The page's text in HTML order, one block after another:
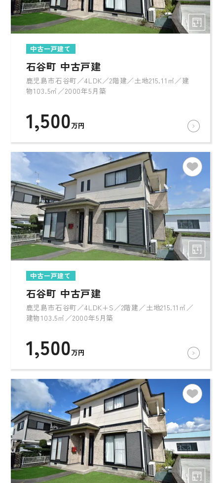
中古一戸建て
石谷町 中古戸建
鹿児島市石谷町／4LDK／2階建／土地215.11㎡／建
物103.5㎡／2000年5月築
1,500万円
中古一戸建て
石谷町 中古戸建
鹿児島市石谷町／4LDK+S／2階建／土地215.11㎡／
建物103.5㎡／2000年5月築
1,500万円